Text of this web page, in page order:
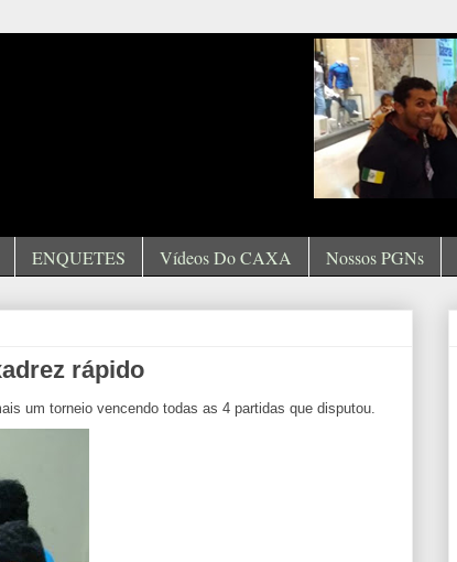
ENQUETES Vídeos Do CAXA Nossos PGNs
rápido
um torneio vencendo todas as 4 partidas que disputou.